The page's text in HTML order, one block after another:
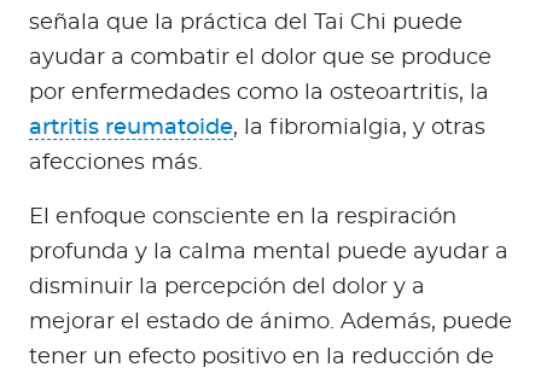
señala que la práctica del Tai Chi puede
ayudar a combatir el dolor que se produce
por enfermedades como la osteoartritis, la
artritis reumatoide, la fibromialgia, y otras
afecciones más.
El enfoque consciente en la respiración
profunda y la calma mental puede ayudar a
disminuir la percepción del dolor y a
mejorar el estado de ánimo. Además, puede
tener un efecto positivo en la reducción de